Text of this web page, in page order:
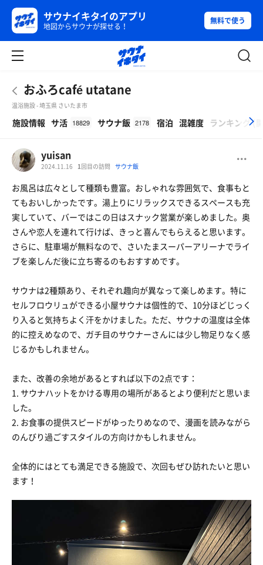
サウナイキタイのアプリ
地図からサウナが探せる！
無料で使う
おふろcafé utatane
温浴施設 - 埼玉県 さいたま市
施設情報 サ活 18829 サウナ飯 2178 宿泊 混雑度 ランキング(
yuisan
2024.11.16 1回目の訪問 サウナ飯
お風呂は広々として種類も豊富。おしゃれな雰囲気で、食事もと
てもおいしかったです。湯上りにリラックスできるスペースも充
実していて、バーではこの日はスナック営業が楽しめました。奥
さんや恋人を連れて行けば、きっと喜んでもらえると思います。
さらに、駐車場が無料なので、さいたまスーパーアリーナでライ
ブを楽しんだ後に立ち寄るのもおすすめです。
サウナは2種類あり、それぞれ趣向が異なって楽しめます。特に
セルフロウリュができる小屋サウナは個性的で、10分ほどじっく
り入ると気持ちよく汗をかけました。ただ、サウナの温度は全体
的に控えめなので、ガチ目のサウナーさんには少し物足りなく感
じるかもしれません。
また、改善の余地があるとすれば以下の2点です：
1. サウナハットをかける専用の場所があるとより便利だと思いま
した。
2. お食事の提供スピードがゆったりめなので、漫画を読みながら
のんびり過ごすスタイルの方向けかもしれません。
全体的にはとても満足できる施設で、次回もぜひ訪れたいと思い
ます！